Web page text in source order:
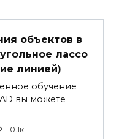
объектов в
лассо
линией)
обучение
вы можете
10.1к.